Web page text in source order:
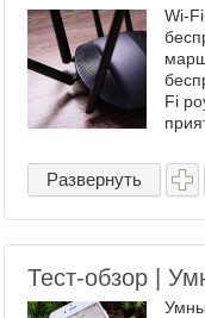
Wi-
Fi
Развернуть
Тест-обзор |